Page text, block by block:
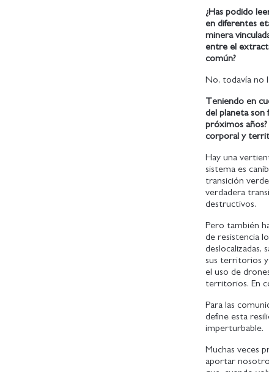
¿Has podido
en diferentes
minera
entre el
común?
No, todavía no
Teniendo en
del planeta son
próximos
corporal y
Hay una
sistema es
transición
verdadera
destructivos.
Pero también
de resistencia
deslocalizadas,
sus territorios
el uso de
territorios. En
Para las
define esta
imperturbable.
Muchas veces
aportar